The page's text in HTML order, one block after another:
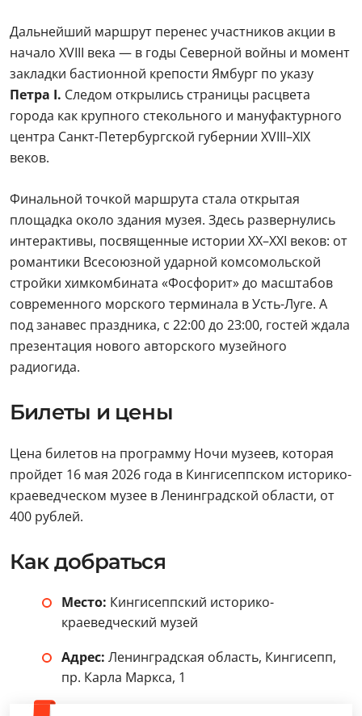
Дальнейший маршрут перенес участников акции в
начало XVIII века — в годы Северной войны и момент
закладки бастионной крепости Ямбург по указу
Петра I. Следом открылись страницы расцвета
города как крупного стекольного и мануфактурного
центра Санкт-Петербургской губернии XVIII–XIX
веков.
Финальной точкой маршрута стала открытая
площадка около здания музея. Здесь развернулись
интерактивы, посвященные истории XX–XXI веков: от
романтики Всесоюзной ударной комсомольской
стройки химкомбината «Фосфорит» до масштабов
современного морского терминала в Усть-Луге. А
под занавес праздника, с 22:00 до 23:00, гостей ждала
презентация нового авторского музейного
радиогида.
Билеты и цены
Цена билетов на программу Ночи музеев, которая
пройдет 16 мая 2026 года в Кингисеппском историко-
краеведческом музее в Ленинградской области, от
400 рублей.
Как добраться
Место: Кингисеппский историко-
краеведческий музей
Адрес: Ленинградская область, Кингисепп,
пр. Карла Маркса, 1